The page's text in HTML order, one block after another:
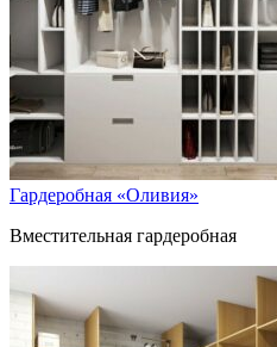
Гардеробная «Оливия»
Вместительная гардеробная